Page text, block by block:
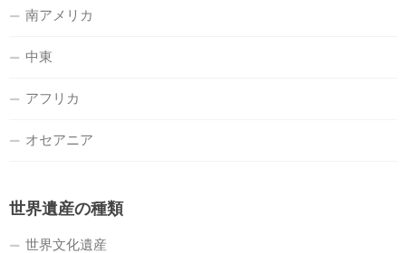
南アメリカ
中東
アフリカ
オセアニア
世界遺産の種類
世界文化遺産